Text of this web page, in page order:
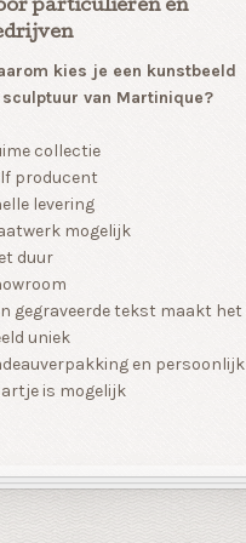
particulieren en
kies je een kunstbeeld
van Martinique?
collectie
producent
levering
mogelijk
duur
gegraveerde tekst maakt het
uniek
en persoonlijk
is mogelijk